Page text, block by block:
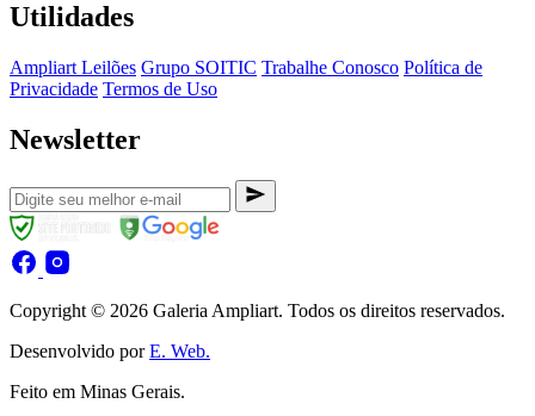
Utilidades
Ampliart Leilões Grupo SOITIC Trabalhe Conosco Política de
Privacidade Termos de Uso
Newsletter
Copyright © 2026 Galeria Ampliart. Todos os direitos reservados.
Desenvolvido porE. Web.
Feito em Minas Gerais.